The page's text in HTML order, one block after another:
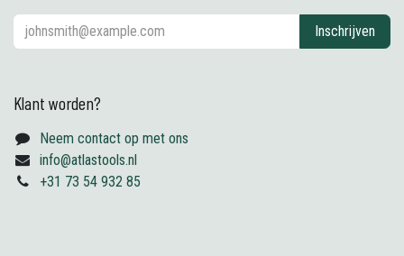
Inschrijven
Klant worden?
Neem contact op met ons
info@atlastools.nl
+31 73 54 932 85